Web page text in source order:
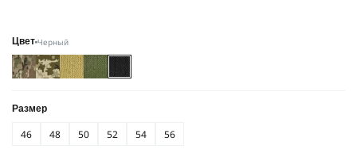
Цвет Черный
Размер
46 48 50 52 54 56